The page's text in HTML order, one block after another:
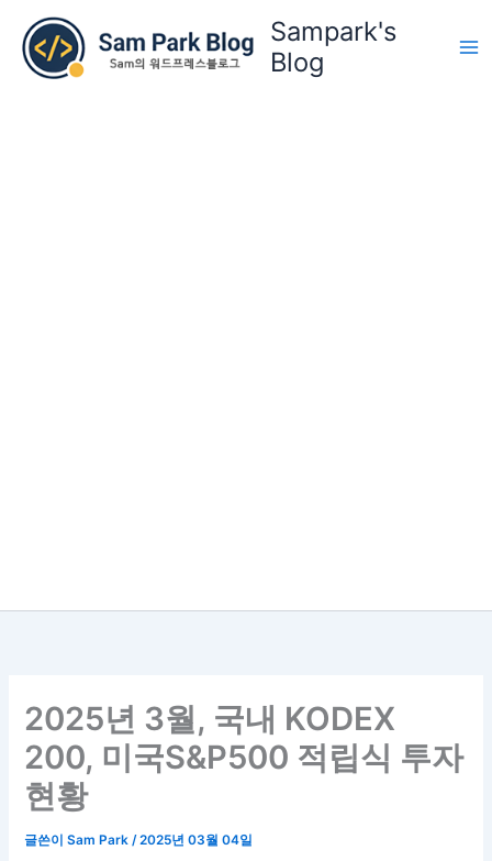
Sampark's
Blog
2025년 3월, 국내 KODEX
200, 미국S&P500 적립식 투자
현황
글쓴이Sam Park/2025년 03월 04일